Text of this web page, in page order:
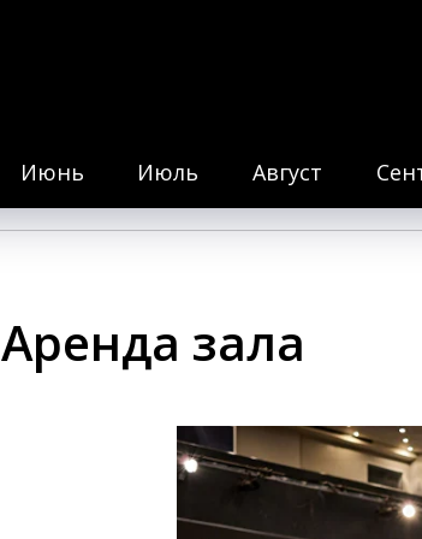
ПЕРСОНЫ ПОДАРОЧНЫЕ СЕРТИФИКАТЫ
Июнь Июль Август
Аренда зала